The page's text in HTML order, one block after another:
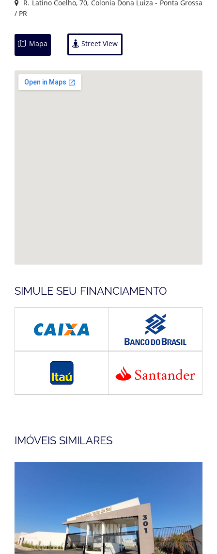
R. Latino Coelho, 70, Colonia Dona Luiza - Ponta Grossa
/ PR
Mapa Street View
SIMULE SEU FINANCIAMENTO
IMÓVEIS SIMILARES